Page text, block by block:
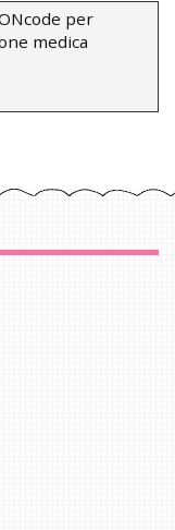
per
medica